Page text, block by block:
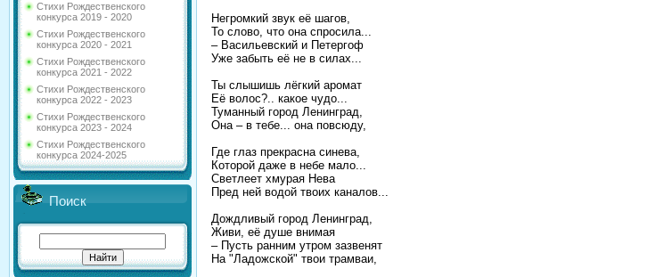
Стихи Рождественского
конкурса 2019 - 2020
Стихи Рождественского
конкурса 2020 - 2021
Стихи Рождественского
конкурса 2021 - 2022
Стихи Рождественского
конкурса 2022 - 2023
Стихи Рождественского
конкурса 2023 - 2024
Стихи Рождественского
конкурса 2024-2025
Поиск
Негромкий звук её шагов,
То слово, что она спросила...
– Васильевский и Петергоф
Уже забыть её не в силах...
Ты слышишь лёгкий аромат
Её волос?.. какое чудо...
Туманный город Ленинград,
Она – в тебе... она повсюду,
Где глаз прекрасна синева,
Которой даже в небе мало...
Светлеет хмурая Нева
Пред ней водой твоих каналов...
Дождливый город Ленинград,
Живи, её душе внимая
– Пусть ранним утром зазвенят
На "Ладожской" твои трамваи,